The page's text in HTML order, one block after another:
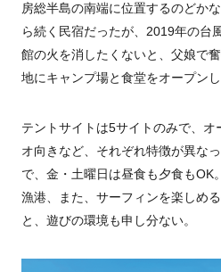
房総半島の南端に位置するのどか
ら続く民宿だったが、2019年の台
館の火を消したくないと、父娘で
地にキャンプ場と食堂をオープンし
テントサイトは5サイトのみで、オ
オ向きなど、それぞれ特徴が異な
で、金・土曜日は昼食も夕食もOK
漁港、また、サーフィンを楽しめ
と、遊びの環境も申し分ない。